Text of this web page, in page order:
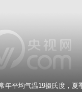
年平均气温19摄氏度，夏